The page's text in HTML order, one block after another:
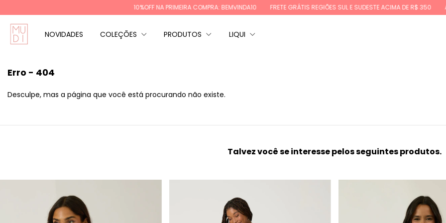
10%OFF NA PRIMEIRA COMPRA: BEMVINDA10 FRETE GRÁTIS REGIÕES SUL E SUDESTE ACIMA DE R$ 350 ATÉ
NOVIDADES COLEÇÕES PRODUTOS LIQUI
Erro - 404
Desculpe, mas a página que você está procurando não existe.
Talvez você se interesse pelos seguintes produtos.